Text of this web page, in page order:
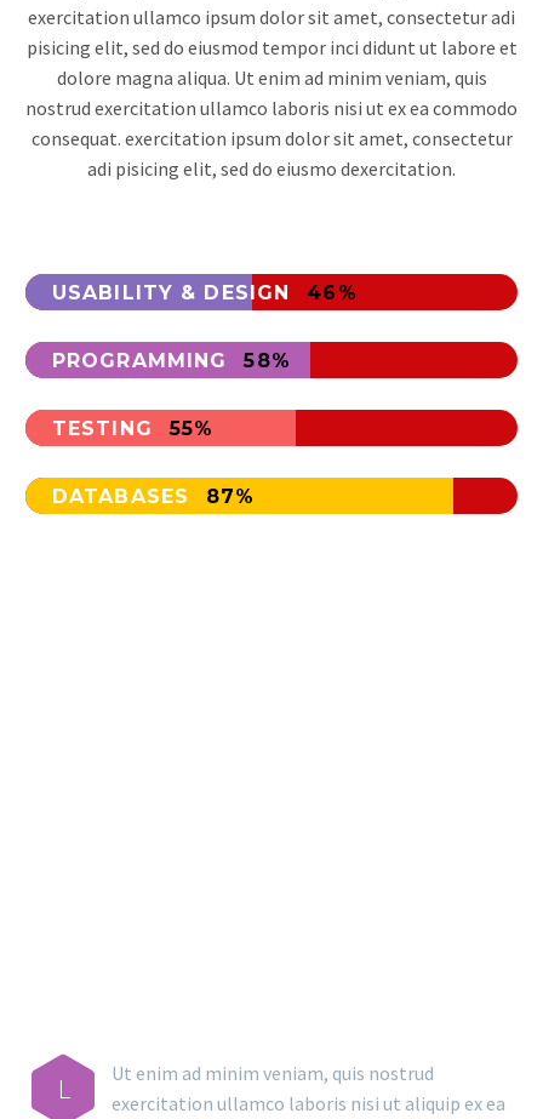
exercitation ullamco ipsum dolor sit amet, consectetur adi
pisicing elit, sed do eiusmod tempor inci didunt ut labore et
dolore magna aliqua. Ut enim ad minim veniam, quis
nostrud exercitation ullamco laboris nisi ut ex ea commodo
consequat. exercitation ipsum dolor sit amet, consectetur
adi pisicing elit, sed do eiusmo dexercitation.
USABILITY & DESIGN 46%
PROGRAMMING 58%
TESTING 55%
DATABASES 87%
L
Ut enim ad minim veniam, quis nostrud
exercitation ullamco laboris nisi ut aliquip ex ea